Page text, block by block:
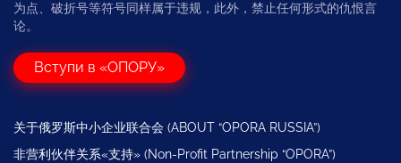
为点、破折号等符号同样属于违规，此外，禁止任何形式的仇恨言
论。
Вступи в «ОПОРУ»
关于俄罗斯中小企业联合会 (ABOUT “OPORA RUSSIA”)
非营利伙伴关系«支持» (Non-Profit Partnership “OPORA”)